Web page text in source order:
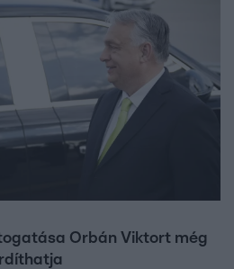
Orbán Viktort még